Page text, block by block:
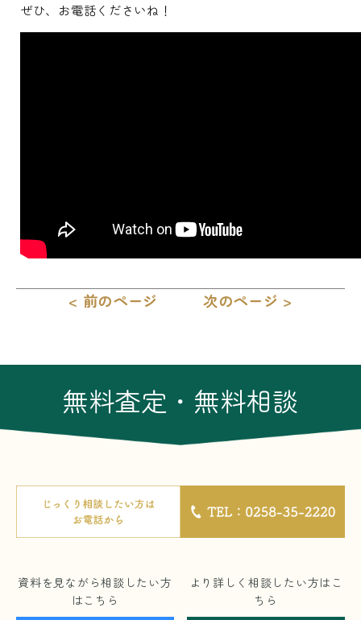
ぜひ、お電話くださいね！
< 前のページ 次のページ >
無料査定・無料相談
資料を見ながら相談したい方
はこちら
より詳しく相談したい方はこ
ちら